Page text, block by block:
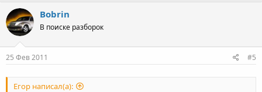
Bobrin
В поиске разборок
25 Фев 2011 #5
Егор написал(а):